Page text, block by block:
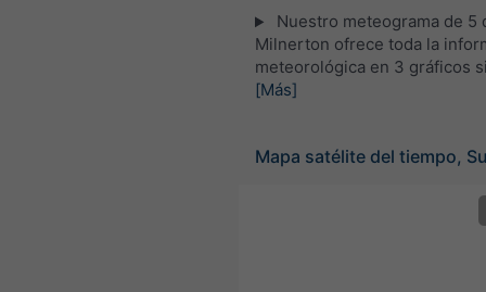
Nuestro meteograma de 5
Milnerton ofrece toda la
meteorológica en 3 gráficos
[Más]
Mapa satélite del tiempo,